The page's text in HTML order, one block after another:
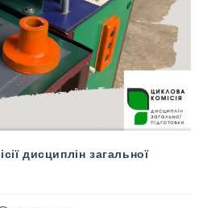
дисциплін загальної